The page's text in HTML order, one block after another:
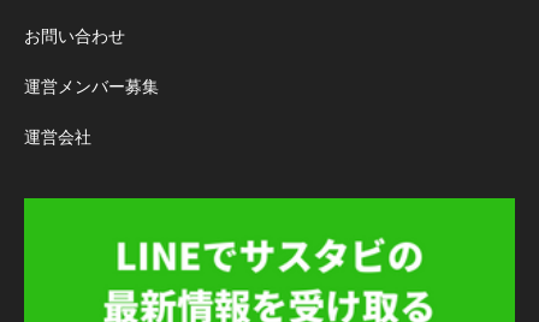
お問い合わせ
運営メンバー募集
運営会社